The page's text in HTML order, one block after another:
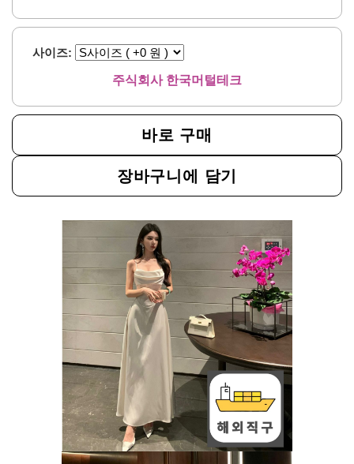
사이즈:
주식회사 한국머털테크
바로 구매
장바구니에 담기